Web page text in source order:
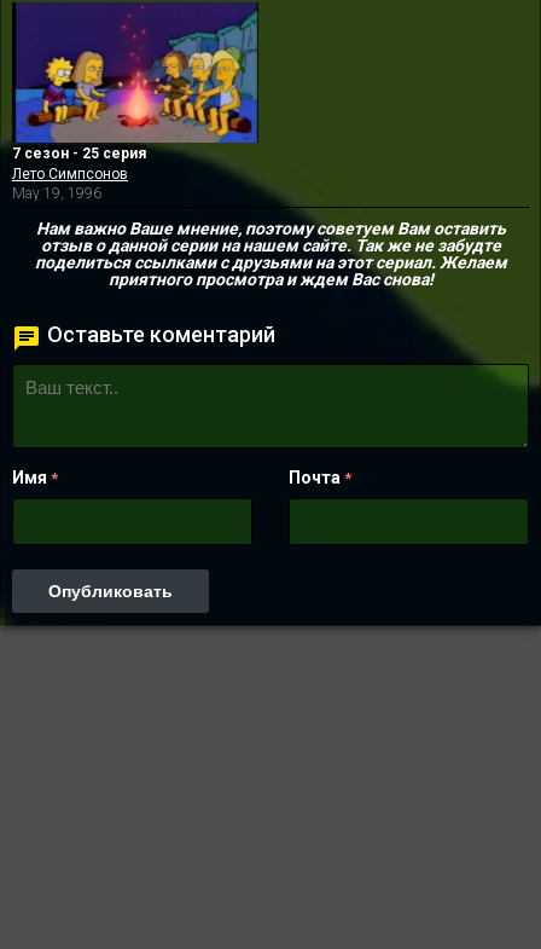
7 сезон - 25 серия
Лето Симпсонов
May 19, 1996
Нам важно Ваше мнение, поэтому советуем Вам оставить
отзыв о данной серии на нашем сайте. Так же не забудте
поделиться ссылками с друзьями на этот сериал. Желаем
приятного просмотра и ждем Вас снова!
Оставьте коментарий
Имя * Почта *